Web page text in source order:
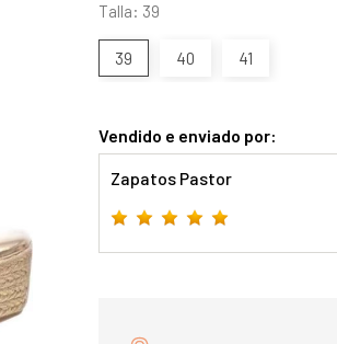
Talla: 39
39 40 41
Vendido e enviado por:
Zapatos Pastor